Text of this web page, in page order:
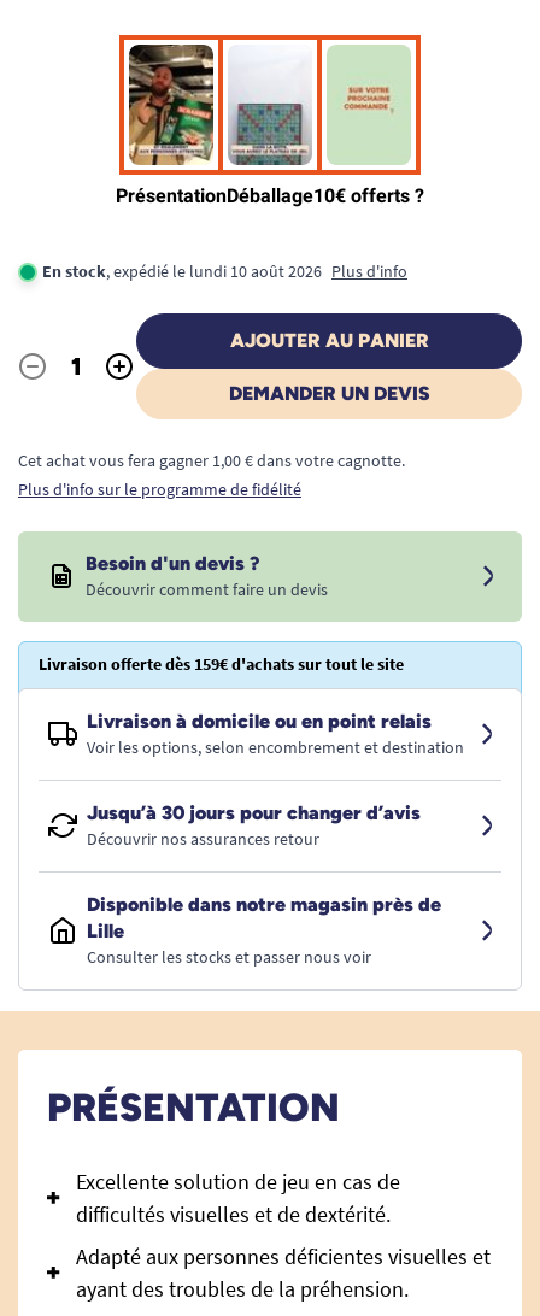
En stock, expédié le lundi 10 août 2026 Plus d'info
Quantité
- +
AJOUTER AU PANIER
DEMANDER UN DEVIS
Cet achat vous fera gagner 1,00 € dans votre cagnotte.
Plus d'info sur le programme de fidélité
Besoin d'un devis ?
Découvrir comment faire un devis
Livraison offerte dès 159€ d'achats sur tout le site
Livraison à domicile ou en point relais
Voir les options, selon encombrement et destination
Jusqu’à 30 jours pour changer d’avis
Découvrir nos assurances retour
Disponible dans notre magasin près de
Lille
Consulter les stocks et passer nous voir
PRÉSENTATION
Excellente solution de jeu en cas de
difficultés visuelles et de dextérité.
Adapté aux personnes déficientes visuelles et
ayant des troubles de la préhension.